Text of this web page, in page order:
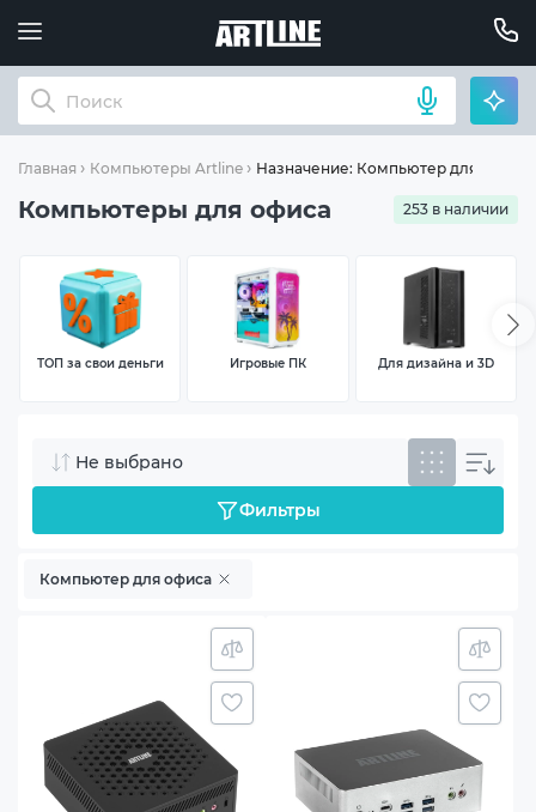
Главная Компьютеры Artline Назначение: Компьютер для офиса
Компьютеры для офиса 253 в наличии
ТОП за свои деньги Игровые ПК Для дизайна и 3D
Не выбрано
Фильтры
Компьютер для офиса